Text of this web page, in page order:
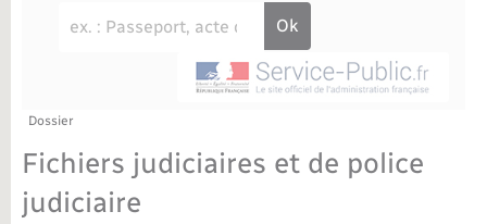
Associations
Bibliothèques
Sport
La Communauté de communes
Dossier
Fichiers judiciaires et de police
judiciaire